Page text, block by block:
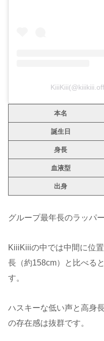
本名
誕生日
身長
血液型
出身
グループ最年長のラッパー
KiiiKiiiの中では中間に位
長（約158cm）と比べる
す。
ハスキーな低い声と高身
の存在感は抜群です。